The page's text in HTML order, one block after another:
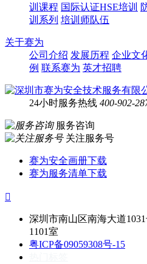
训课程 国际认证HSE培训
训系列 培训师队伍
关于赛为
公司介绍 发展历程 企业文
例 联系赛为 英才招聘
24小时服务热线 400-902-
服务咨询
关注服务号
赛为安全画册下载
赛为服务清单下载

深圳市南山区南海大道
1101室
粤ICP备09059308号-15